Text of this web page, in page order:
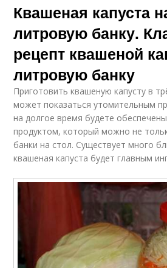
Квашеная капуста
литровую банку.
рецепт квашеной
литровую банку
Приготовить квашеную капусту в
может показаться утомительным
на долгое время будете
продуктом, который можно не
банки на стол. Существует много
квашеная капуста будет главным